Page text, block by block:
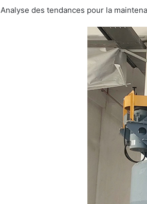
Analyse des tendances pour la